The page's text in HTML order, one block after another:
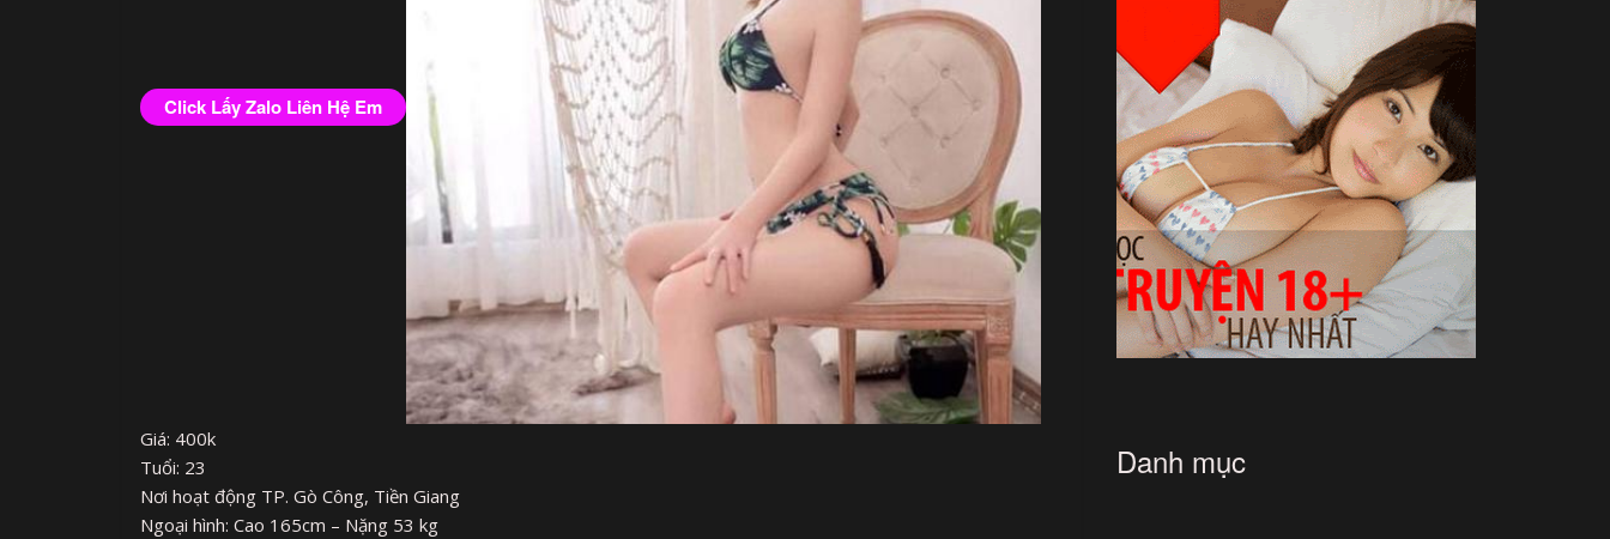
Click Lấy Zalo Liên Hệ Em
Giá: 400k
Tuổi: 23
Nơi hoạt động TP. Gò Công, Tiền Giang
Ngoại hình: Cao 165cm – Nặng 53 kg
Danh mục